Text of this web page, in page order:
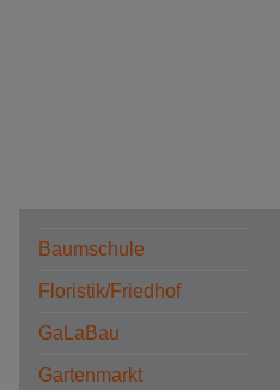
Baumschule
Floristik/Friedhof
GaLaBau
Gartenmarkt